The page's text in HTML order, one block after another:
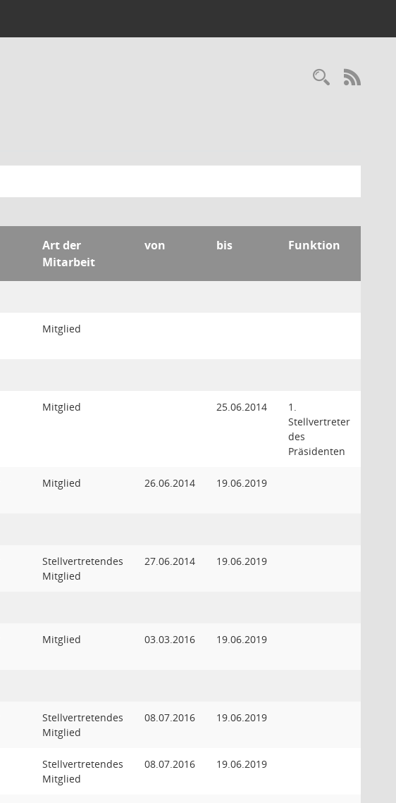
Art der
Mitarbeit
von bis Funktion
Mitglied
Mitglied 25.06.2014
1.
Stellvertreter
des
Präsidenten
Mitglied 26.06.2014 19.06.2019
Stellvertretendes
Mitglied
27.06.2014 19.06.2019
Mitglied 03.03.2016 19.06.2019
Stellvertretendes
Mitglied
08.07.2016 19.06.2019
Stellvertretendes
Mitglied
08.07.2016 19.06.2019